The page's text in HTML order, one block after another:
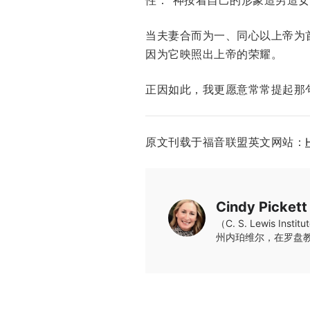
当夫妻合而为一、同心以上帝
因为它映照出上帝的荣耀。
正因如此，我更愿意常常提起
原文刊载于福音联盟英文网站：
Cindy Pickett
（C. S. Lewis
州内珀维尔，在罗盘